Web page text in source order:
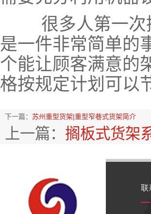
很多人第一次
是一件非常简单的
个能让顾客满意的
格按规定计划可以
下一篇： 苏州重型货架|重型窄巷式货架简介
上一篇： 搁板式货架
联